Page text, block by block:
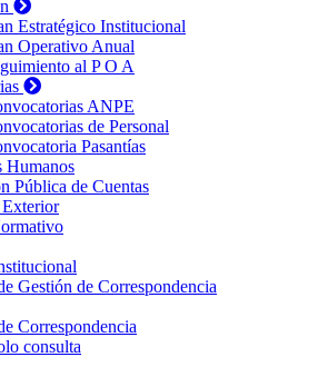
Estratégico Institucional
Operativo Anual
al P O A
ANPE
de Personal
Pasantías
Humanos
Pública de Cuentas
Gestión de Correspondencia
Correspondencia
consulta